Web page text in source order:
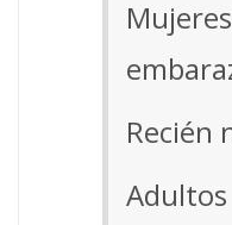
Mujeres
Recién